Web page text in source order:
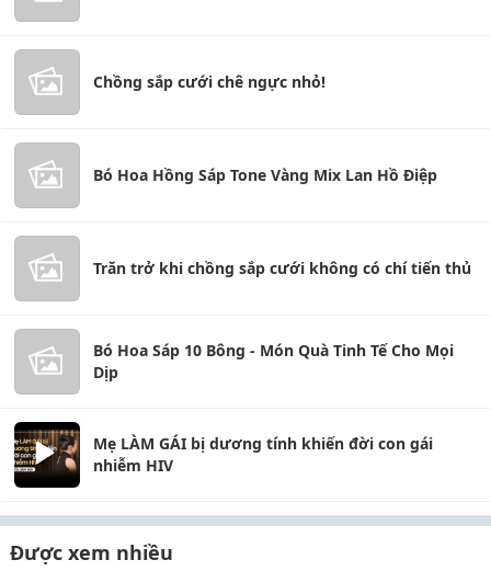
Chồng sắp cưới chê ngực nhỏ!
Bó Hoa Hồng Sáp Tone Vàng Mix Lan Hồ Điệp
Trăn trở khi chồng sắp cưới không có chí tiến thủ
Bó Hoa Sáp 10 Bông - Món Quà Tinh Tế Cho Mọi
Dịp
Mẹ LÀM GÁI bị dương tính khiến đời con gái
nhiễm HIV
Được xem nhiều